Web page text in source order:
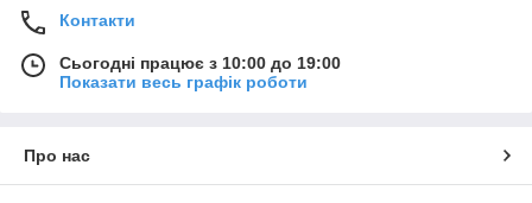
Контакти
Сьогодні працює з 10:00 до 19:00
Показати весь графік роботи
Про нас